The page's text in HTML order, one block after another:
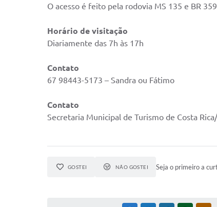
O acesso é feito pela rodovia MS 135 e BR
Horário de visitação
Diariamente das 7h às 17h
Contato
67 98443-5173 – Sandra ou Fátimo
Contato
Secretaria Municipal de Turismo de Costa
GOSTEI NÃO GOSTEI Seja o primeiro a